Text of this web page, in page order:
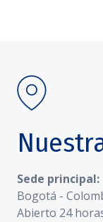
Sede principal:
Bogotá -
Abierto 24